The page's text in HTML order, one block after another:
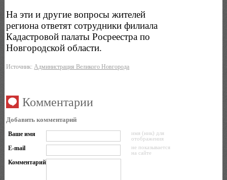
На эти и другие вопросы жителей
региона ответят сотрудники филиала
Кадастровой палаты Росреестра по
Новгородской области.
Источник: Администрация Великого Новгорода
Комментарии
Добавить комментарий
Ваше имя
имя (ник) для
отображения
E-mail
не показывается
на сайте
Комментарий